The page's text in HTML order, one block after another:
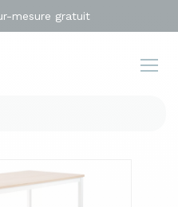
mesure gratuit